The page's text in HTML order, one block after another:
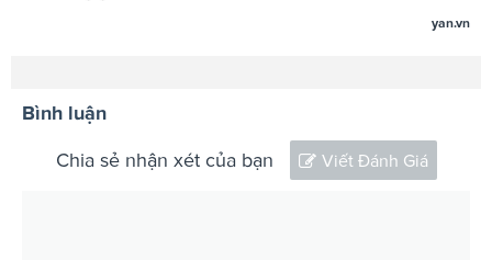
yan.vn
Bình luận
Chia sẻ nhận xét của bạn Viết Đánh Giá